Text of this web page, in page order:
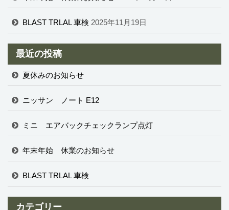
BLAST TRLAL 車検 2025年11月19日
最近の投稿
夏休みのお知らせ
ニッサン ノート E12
ミニ エアバックチェックランプ点灯
年末年始 休業のお知らせ
BLAST TRLAL 車検
カテゴリー